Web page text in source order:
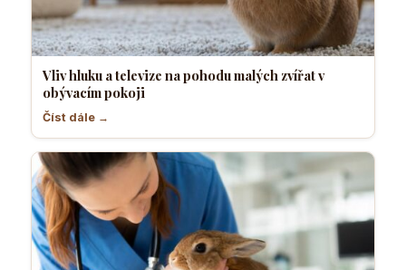
Vliv hluku a televize na pohodu malých zvířat v
obývacím pokoji
Číst dále →